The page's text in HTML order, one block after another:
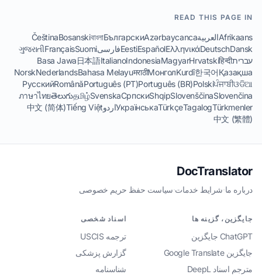
READ THIS PAGE IN
AfrikaansالعربيةAzərbaycanca
Български
বাংলা
Bosanski
Čeština
Dansk
Deutsch
Ελληνικά
Español
EestiفارسیSuomi
Français
ગુજરાતી
עבריתहिन्दी
Hrvatski
Magyar
Indonesia
Italiano
日本語
Basa Jawa
Қазақша
한국어
Kurdî
Монгол
मराठी
Bahasa Melayu
Nederlands
Norsk
ଓଡିଆ
ਪੰਜਾਬੀ
Polski
Português (BR)
Português (PT)
Română
Русский
Slovenčina
Slovenščina
Shqip
Српски
Svenska
தமிழ்
తెలుగు
ภาษาไทย
Türkmenler
Tagalog
Türkçe
УкраїнськаاردوTiếng Việt
中文 (简体)
中文 (繁體)
DocTranslator
درباره ما·شرایط خدمات·سیاست حفظ حریم خصوصی
جایگزین، گزینه ها
ChatGPT جایگزین
جایگزین Google Translate
مترجم اسناد DeepL
اسناد شخصی
ترجمه USCIS
گزارش پزشکی
شناسنامه